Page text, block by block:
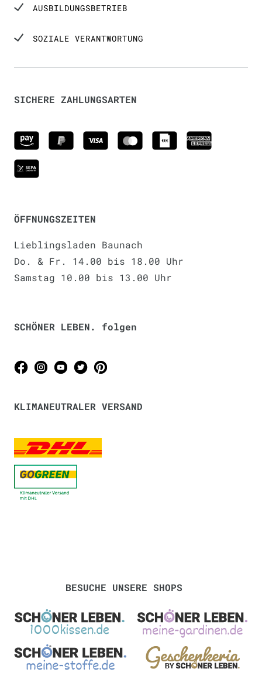
AUSBILDUNGSBETRIEB
SOZIALE VERANTWORTUNG
SICHERE ZAHLUNGSARTEN
ÖFFNUNGSZEITEN
Lieblingsladen Baunach
Do. & Fr. 14.00 bis 18.00 Uhr
Samstag 10.00 bis 13.00 Uhr
SCHÖNER LEBEN. folgen
KLIMANEUTRALER VERSAND
BESUCHE UNSERE SHOPS